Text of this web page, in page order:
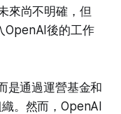
來尚不明確，但
OpenAI後的工作
是通過運營基金和
。然而，OpenAI